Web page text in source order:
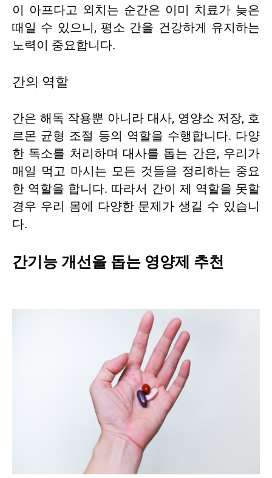
이 아프다고 외치는 순간은 이미 치료가 늦은
때일 수 있으니, 평소 간을 건강하게 유지하는
노력이 중요합니다.
간의 역할
간은 해독 작용뿐 아니라 대사, 영양소 저장, 호
르몬 균형 조절 등의 역할을 수행합니다. 다양
한 독소를 처리하며 대사를 돕는 간은, 우리가
매일 먹고 마시는 모든 것들을 정리하는 중요
한 역할을 합니다. 따라서 간이 제 역할을 못할
경우 우리 몸에 다양한 문제가 생길 수 있습니
다.
간기능 개선을 돕는 영양제 추천